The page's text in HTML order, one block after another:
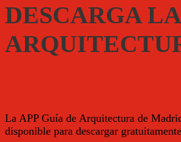
DESCARGA
La APP Guía de Arquitectura de
disponible para descargar gratuitamente